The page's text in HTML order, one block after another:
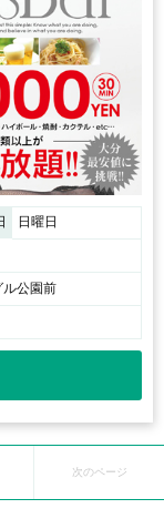
日曜日
ル公園前
次のページ